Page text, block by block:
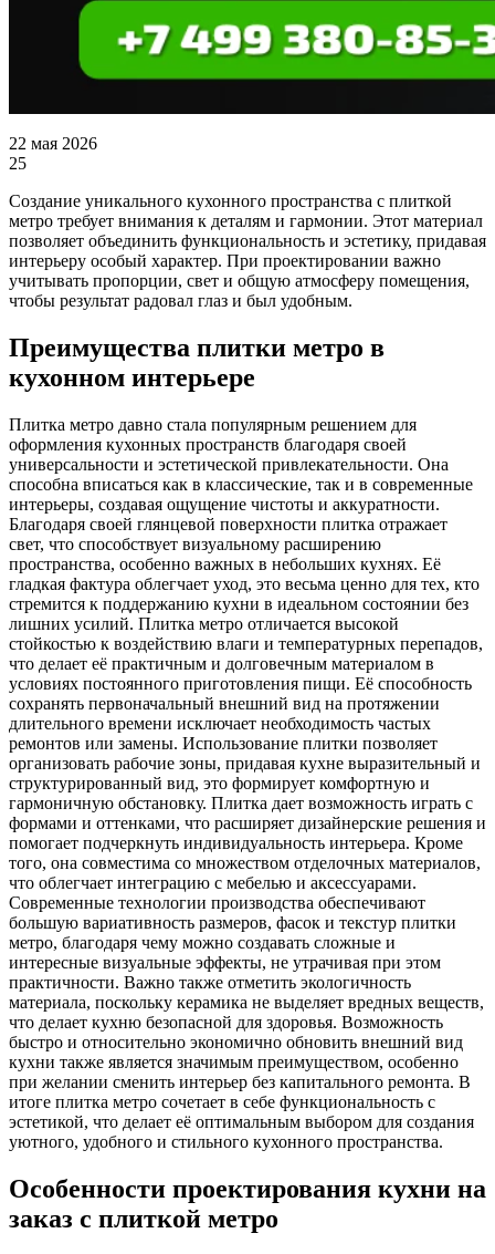
22 мая 2026
25
Создание уникального кухонного пространства с плиткой
метро требует внимания к деталям и гармонии. Этот материал
позволяет объединить функциональность и эстетику, придавая
интерьеру особый характер. При проектировании важно
учитывать пропорции, свет и общую атмосферу помещения,
чтобы результат радовал глаз и был удобным.
Преимущества плитки метро в
кухонном интерьере
Плитка метро давно стала популярным решением для
оформления кухонных пространств благодаря своей
универсальности и эстетической привлекательности. Она
способна вписаться как в классические, так и в современные
интерьеры, создавая ощущение чистоты и аккуратности.
Благодаря своей глянцевой поверхности плитка отражает
свет, что способствует визуальному расширению
пространства, особенно важных в небольших кухнях. Её
гладкая фактура облегчает уход, это весьма ценно для тех, кто
стремится к поддержанию кухни в идеальном состоянии без
лишних усилий. Плитка метро отличается высокой
стойкостью к воздействию влаги и температурных перепадов,
что делает её практичным и долговечным материалом в
условиях постоянного приготовления пищи. Её способность
сохранять первоначальный внешний вид на протяжении
длительного времени исключает необходимость частых
ремонтов или замены. Использование плитки позволяет
организовать рабочие зоны, придавая кухне выразительный и
структурированный вид, это формирует комфортную и
гармоничную обстановку. Плитка дает возможность играть с
формами и оттенками, что расширяет дизайнерские решения и
помогает подчеркнуть индивидуальность интерьера. Кроме
того, она совместима со множеством отделочных материалов,
что облегчает интеграцию с мебелью и аксессуарами.
Современные технологии производства обеспечивают
большую вариативность размеров, фасок и текстур плитки
метро, благодаря чему можно создавать сложные и
интересные визуальные эффекты, не утрачивая при этом
практичности. Важно также отметить экологичность
материала, поскольку керамика не выделяет вредных веществ,
что делает кухню безопасной для здоровья. Возможность
быстро и относительно экономично обновить внешний вид
кухни также является значимым преимуществом, особенно
при желании сменить интерьер без капитального ремонта. В
итоге плитка метро сочетает в себе функциональность с
эстетикой, что делает её оптимальным выбором для создания
уютного, удобного и стильного кухонного пространства.
Особенности проектирования кухни на
заказ с плиткой метро